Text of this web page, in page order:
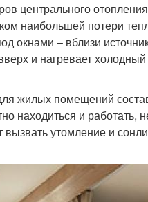
центрального
наибольшей потери
окнами – вблизи
и нагревает
жилых помещений
находиться и
утомление и